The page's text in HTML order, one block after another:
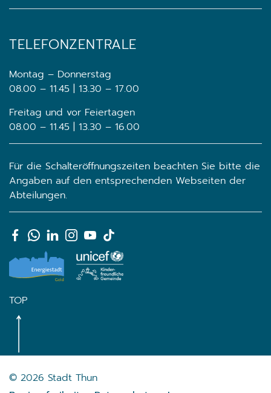
TELEFONZENTRALE
Montag – Donnerstag
08.00 – 11.45 | 13.30 – 17.00
Freitag und vor Feiertagen
08.00 – 11.45 | 13.30 – 16.00
Für die Schalteröffnungszeiten beachten Sie bitte die
Angaben auf den entsprechenden Webseiten der
Abteilungen.
TOP
© 2026 Stadt Thun
Toolbar